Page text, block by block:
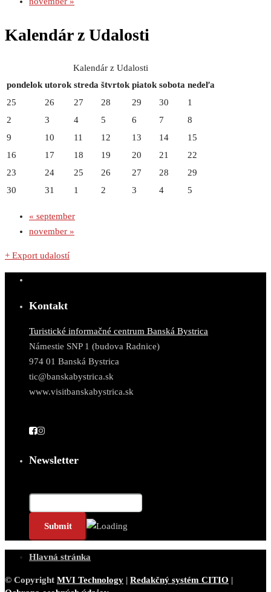
Kalendár z Udalosti
Kalendár z Udalosti
pondelok utorok streda štvrtok piatok sobota nedeľa
25
26 27 28 29 30
1
2
3 4 5 6 7
8
9
10 11 12 13 14
15
16
17 18 19 20 21
22
23
24 25 26 27 28
29
30
31 1 2 3 4 5
« september
november »
+ Export udalostí
Kontakt
Turistické informačné centrum Banská Bystrica
Námestie SNP 1 (budova Radnice)
974 01 Banská Bystrica
tic@banskabystrica.sk
www.visitbanskabystrica.sk
Newsletter
Hlavná stránka
© Copyright MVI Technology | Redakčný systém CITIO |